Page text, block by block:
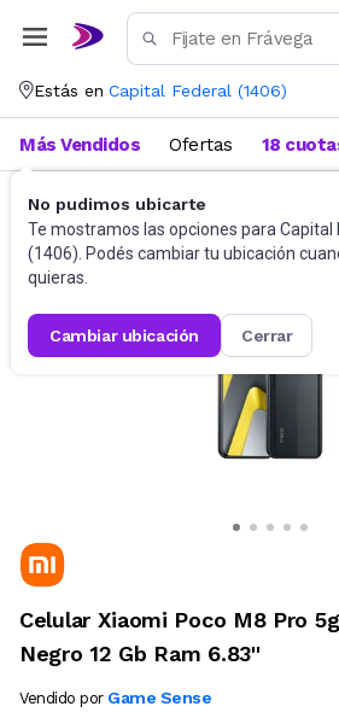
Estás en Capital Federal (1406)
No pudimos ubicarte
Te mostramos las opciones para Capital
(1406). Podés cambiar tu ubicación
quieras.
cambiar ubicación cerrar
Más Vendidos Ofertas 18
Celulares Celulares Liberados
Celular Xiaomi Poco M8 Pro
Negro 12 Gb Ram 6.83''
Vendido por Game Sense